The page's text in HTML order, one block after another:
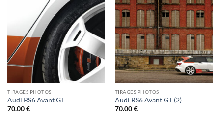
TIRAGES PHOTOS
Audi RS6 Avant GT
70.00€
TIRAGES PHOTOS
Audi RS6 Avant GT (2)
70.00€